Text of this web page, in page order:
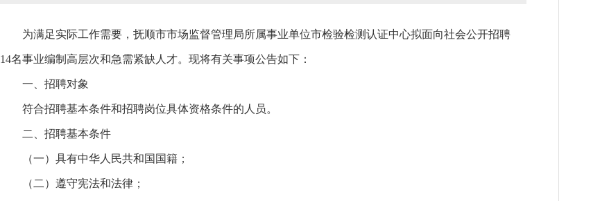
为满足实际工作需要，抚顺市市场监督管理局所属事业单位市检验检测认证中心拟面向社会公开招聘
14名事业编制高层次和急需紧缺人才。现将有关事项公告如下：
一、招聘对象
符合招聘基本条件和招聘岗位具体资格条件的人员。
二、招聘基本条件
（一）具有中华人民共和国国籍；
（二）遵守宪法和法律；